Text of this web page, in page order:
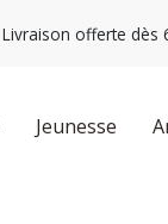
Livraison offerte dès
Jeunesse